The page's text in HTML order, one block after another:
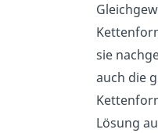
sie
auch die
Lösung